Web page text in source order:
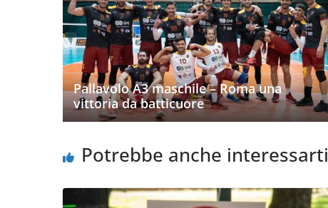
Pallavolo A3 maschile – Roma una
vittoria da batticuore
Potrebbe anche interessarti